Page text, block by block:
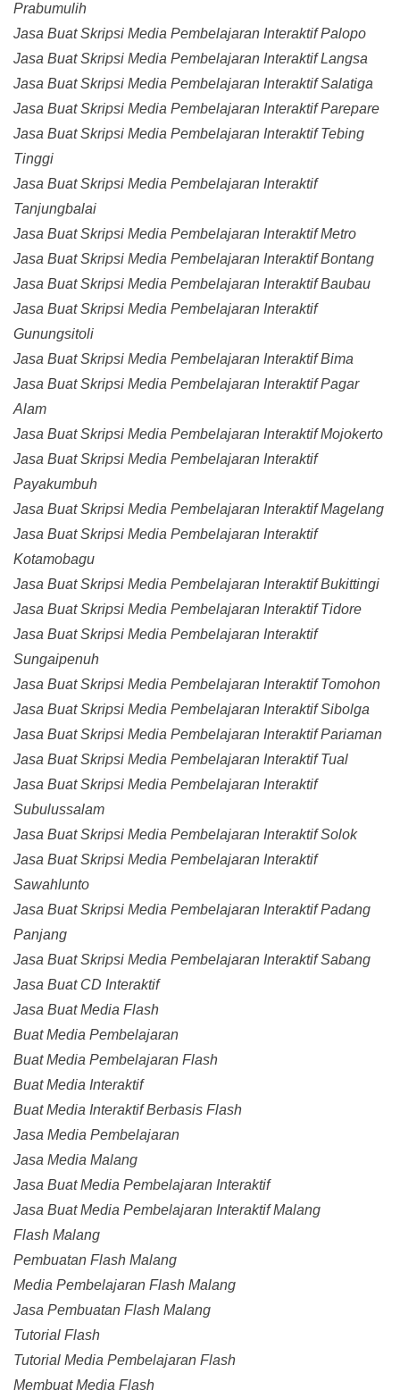
Prabumulih
Jasa Buat Skripsi Media Pembelajaran Interaktif Palopo
Jasa Buat Skripsi Media Pembelajaran Interaktif Langsa
Jasa Buat Skripsi Media Pembelajaran Interaktif Salatiga
Jasa Buat Skripsi Media Pembelajaran Interaktif Parepare
Jasa Buat Skripsi Media Pembelajaran Interaktif Tebing
Tinggi
Jasa Buat Skripsi Media Pembelajaran Interaktif
Tanjungbalai
Jasa Buat Skripsi Media Pembelajaran Interaktif Metro
Jasa Buat Skripsi Media Pembelajaran Interaktif Bontang
Jasa Buat Skripsi Media Pembelajaran Interaktif Baubau
Jasa Buat Skripsi Media Pembelajaran Interaktif
Gunungsitoli
Jasa Buat Skripsi Media Pembelajaran Interaktif Bima
Jasa Buat Skripsi Media Pembelajaran Interaktif Pagar
Alam
Jasa Buat Skripsi Media Pembelajaran Interaktif Mojokerto
Jasa Buat Skripsi Media Pembelajaran Interaktif
Payakumbuh
Jasa Buat Skripsi Media Pembelajaran Interaktif Magelang
Jasa Buat Skripsi Media Pembelajaran Interaktif
Kotamobagu
Jasa Buat Skripsi Media Pembelajaran Interaktif Bukittingi
Jasa Buat Skripsi Media Pembelajaran Interaktif Tidore
Jasa Buat Skripsi Media Pembelajaran Interaktif
Sungaipenuh
Jasa Buat Skripsi Media Pembelajaran Interaktif Tomohon
Jasa Buat Skripsi Media Pembelajaran Interaktif Sibolga
Jasa Buat Skripsi Media Pembelajaran Interaktif Pariaman
Jasa Buat Skripsi Media Pembelajaran Interaktif Tual
Jasa Buat Skripsi Media Pembelajaran Interaktif
Subulussalam
Jasa Buat Skripsi Media Pembelajaran Interaktif Solok
Jasa Buat Skripsi Media Pembelajaran Interaktif
Sawahlunto
Jasa Buat Skripsi Media Pembelajaran Interaktif Padang
Panjang
Jasa Buat Skripsi Media Pembelajaran Interaktif Sabang
Jasa Buat CD Interaktif
Jasa Buat Media Flash
Buat Media Pembelajaran
Buat Media Pembelajaran Flash
Buat Media Interaktif
Buat Media Interaktif Berbasis Flash
Jasa Media Pembelajaran
Jasa Media Malang
Jasa Buat Media Pembelajaran Interaktif
Jasa Buat Media Pembelajaran Interaktif Malang
Flash Malang
Pembuatan Flash Malang
Media Pembelajaran Flash Malang
Jasa Pembuatan Flash Malang
Tutorial Flash
Tutorial Media Pembelajaran Flash
Membuat Media Flash